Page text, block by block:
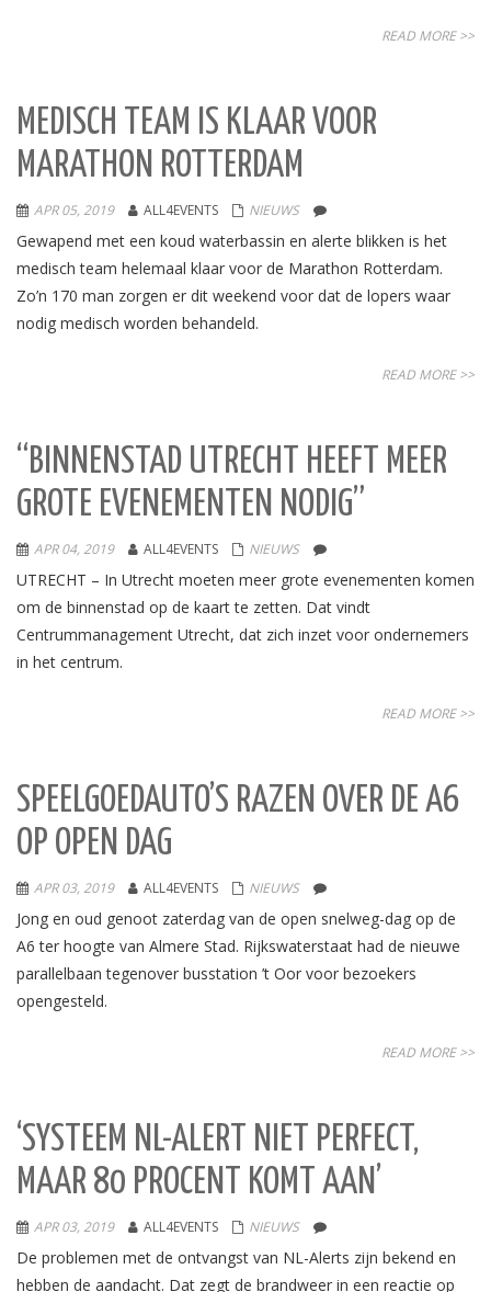
READ MORE >>
MEDISCH TEAM IS KLAAR VOOR
MARATHON ROTTERDAM
APR 05, 2019 ALL4EVENTS NIEUWS
Gewapend met een koud waterbassin en alerte blikken is het
medisch team helemaal klaar voor de Marathon Rotterdam.
Zo’n 170 man zorgen er dit weekend voor dat de lopers waar
nodig medisch worden behandeld.
READ MORE >>
“BINNENSTAD UTRECHT HEEFT MEER
GROTE EVENEMENTEN NODIG”
APR 04, 2019 ALL4EVENTS NIEUWS
UTRECHT – In Utrecht moeten meer grote evenementen komen
om de binnenstad op de kaart te zetten. Dat vindt
Centrummanagement Utrecht, dat zich inzet voor ondernemers
in het centrum.
READ MORE >>
SPEELGOEDAUTO’S RAZEN OVER DE A6
OP OPEN DAG
APR 03, 2019 ALL4EVENTS NIEUWS
Jong en oud genoot zaterdag van de open snelweg-dag op de
A6 ter hoogte van Almere Stad. Rijkswaterstaat had de nieuwe
parallelbaan tegenover busstation ’t Oor voor bezoekers
opengesteld.
READ MORE >>
‘SYSTEEM NL-ALERT NIET PERFECT,
MAAR 80 PROCENT KOMT AAN’
APR 03, 2019 ALL4EVENTS NIEUWS
De problemen met de ontvangst van NL-Alerts zijn bekend en
hebben de aandacht. Dat zegt de brandweer in een reactie op